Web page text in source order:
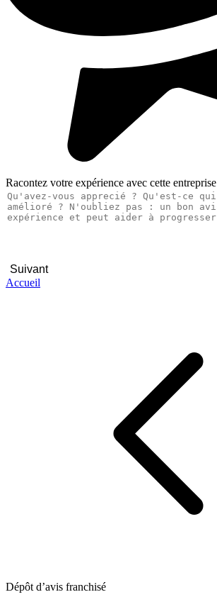
Racontez votre expérience avec cette entreprise
Suivant
Accueil
Dépôt d’avis franchisé